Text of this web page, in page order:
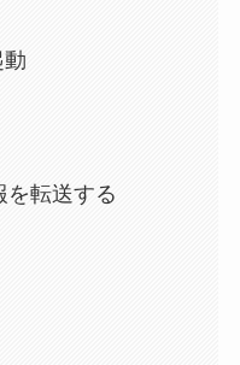
を転送する